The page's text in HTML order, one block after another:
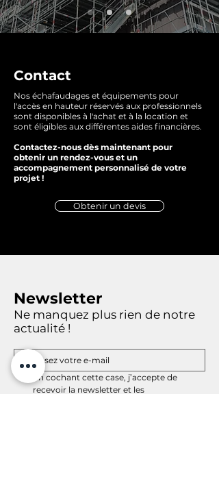
Contact
Nos échafaudages et équipements pour
l'accès en hauteur réservés aux professionnels
sont disponibles à l'achat et à la location et
sont éligibles aux différentes aides financières.
Contactez-nous dès maintenant pour
obtenir un rendez-vous et un
accompagnement personnalisé de votre
projet !
Obtenir un devis
Newsletter
Ne manquez plus rien de notre
actualité !
En cochant cette case, j’accepte de
recevoir la newsletter et les